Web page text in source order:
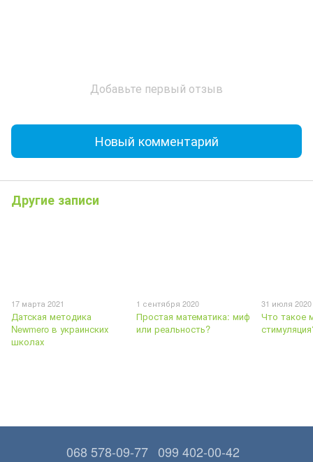
Добавьте первый отзыв
Новый комментарий
Другие записи
17 марта 2021
Датская методика
Newmero в украинских
школах
1 сентября 2020
Простая математика: миф
или реальность?
31 июля 2020
Что такое
068 578-09-77 099 402-00-42